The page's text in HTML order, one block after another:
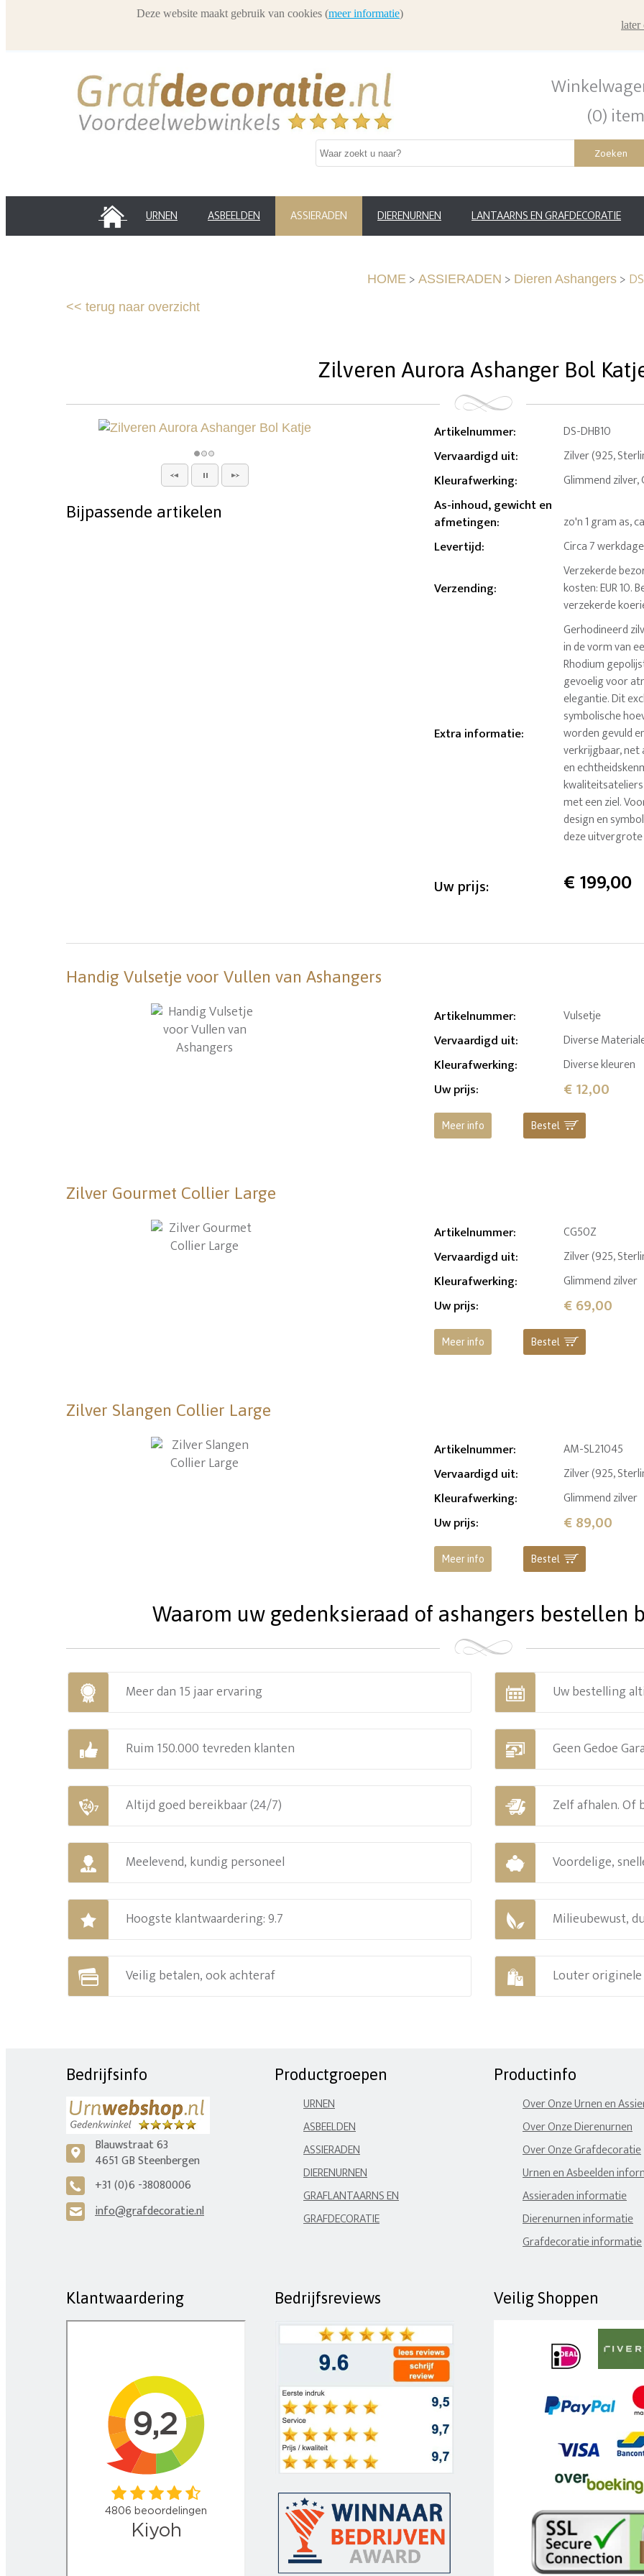
(0)
Zoeken
HOME URNEN ASBEELDEN ASSIERADEN DIERENURNEN LANTAARNS EN GRAFDECORATIE
HOME > ASSIERADEN > Dieren Ashangers >
<< terug naar overzicht
Zilveren Aurora Ashanger Bol
Artikelnummer: DS-DHB10
Vervaardigd uit: Zilver (925,
Kleurafwerking: Glimmend
As-inhoud, gewicht en
afmetingen: zo'n 1 gram as,
Levertijd: Circa 7
Verzending:
Verzekerde
kosten: EUR 10.
verzekerde
Extra informatie:
Gerhodineerd
in de vorm van
Rhodium
gevoelig voor
elegantie. Dit
symbolische
worden gevuld
verkrijgbaar, net
en
met een ziel.
design en
deze
Uw prijs: €199,00
Bijpassende artikelen
Handig Vulsetje voor Vullen van Ashangers
Artikelnummer: Vulsetje
Vervaardigd uit: Diverse
Kleurafwerking: Diverse kleuren
Uw prijs: € 12,00
Meer info Bestel
Zilver Gourmet Collier Large
Artikelnummer: CG50Z
Vervaardigd uit: Zilver (925,
Kleurafwerking: Glimmend zilver
Uw prijs: € 69,00
Meer info Bestel
Zilver Slangen Collier Large
Artikelnummer: AM-SL21045
Vervaardigd uit: Zilver (925,
Kleurafwerking: Glimmend zilver
Uw prijs: € 89,00
Meer info Bestel
Waarom uw gedenksieraad of ashangers bestellen
Meer dan 15 jaar ervaring Uw bestelling
Ruim 150.000 tevreden klanten Geen Gedoe
Altijd goed bereikbaar (24/7) Zelf afhalen.
Meelevend, kundig personeel Voordelige,
Hoogste klantwaardering: 9.7 Milieubewust,
Veilig betalen, ook achteraf Louter
Bedrijfsinfo
c
Blauwstraat 63
4651 GB Steenbergen
A +31 (0)6 -38080006
H info@grafdecoratie.nl
Productgroepen
URNEN
ASBEELDEN
ASSIERADEN
DIERENURNEN
GRAFLANTAARNS EN
GRAFDECORATIE
Productinfo
Over Onze Urnen en
Over Onze Dierenurnen
Over Onze Grafdecoratie
Urnen en Asbeelden
Assieraden informatie
Dierenurnen informatie
Grafdecoratie informatie
Klantwaardering Bedrijfsreviews Veilig Shoppen
Deze website maakt gebruik van cookies (meer informatie)
later